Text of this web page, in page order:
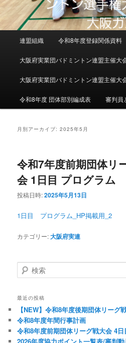
メインメニュー
メインコンテンツへ移動
サブコンテンツへ移動
連盟組織 令和8年度登録関係資料
大阪府実業団バドミントン連盟主催大
大阪府実業団バドミントン連盟主催大
令和8年度 団体部別編成表 審判員
月別アーカイブ:2025年5月
令和7年度前期団体リ
会 1日目 プログラム
投稿日時:2025年5月13日
1日目 プログラム_HP掲載用_2
カテゴリー:大阪府実連
検索
最近の投稿
【NEW】令和8年度後期団体リー
令和8年度年間行事計画
令和8年度前期団体リーグ戦大会 4